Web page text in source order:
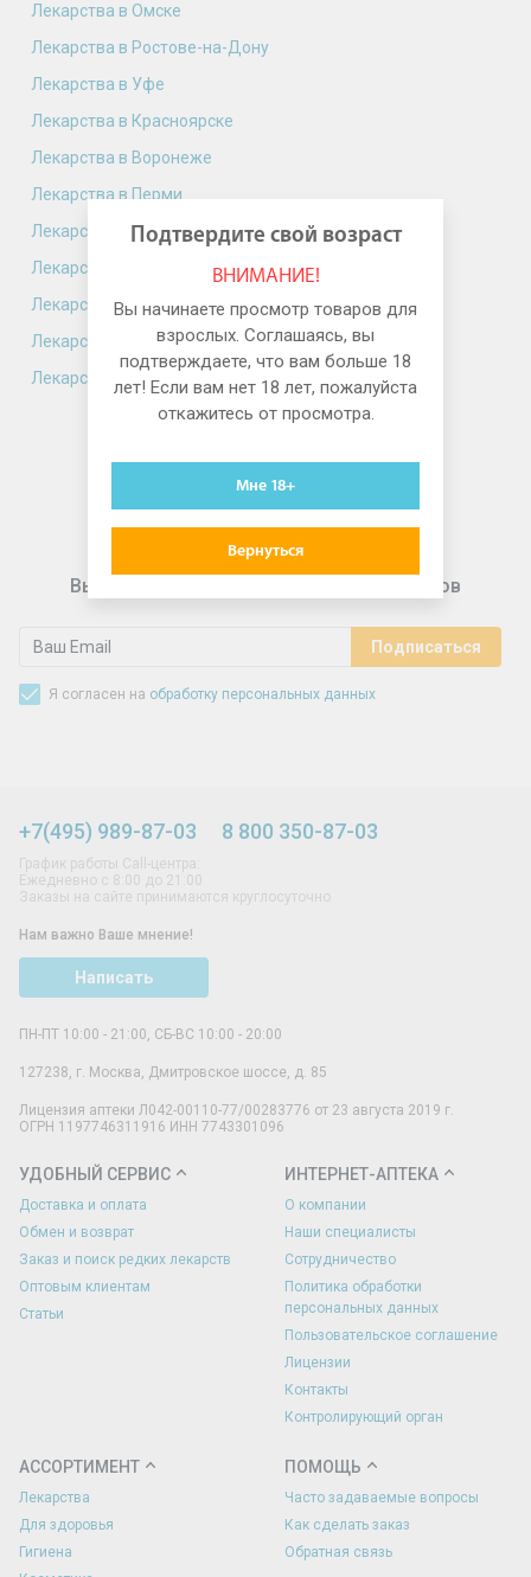
Лекарства в Омске
Лекарства в Ростове-на-Дону
Лекарства в Уфе
Лекарства в Красноярске
Лекарства в Воронеже
Лекарства в Перми
Лекарства в Волгограде
Лекарства в Саратове
Лекарства в Тюмени
Лекарства в Тольятти
Лекарства в Ижевске
Выгодные предложения для подписчиков
Я согласен на обработку персональных данных
+7(495) 989-87-03 8 800 350-87-03
График работы Call-центра:
Ежедневно с 8:00 до 21:00
Заказы на сайте принимаются круглосуточно
Нам важно Ваше мнение!
Написать
ПН-ПТ 10:00 - 21:00, СБ-ВС 10:00 - 20:00
127238, г. Москва, Дмитровское шоссе, д. 85
Лицензия аптеки Л042-00110-77/00283776 от 23 августа 2019 г.
ОГРН 1197746311916 ИНН 7743301096
УДОБНЫЙ СЕРВИС
Доставка и оплата
Обмен и возврат
Заказ и поиск редких лекарств
Оптовым клиентам
Статьи
ИНТЕРНЕТ-АПТЕКА
О компании
Наши специалисты
Сотрудничество
Политика обработки
персональных данных
Пользовательское соглашение
Лицензии
Контакты
Контролирующий орган
АССОРТИМЕНТ
Лекарства
Для здоровья
Гигиена
ПОМОЩЬ
Часто задаваемые вопросы
Как сделать заказ
Обратная связь
Подтвердите свой возраст
ВНИМАНИЕ!
Вы начинаете просмотр товаров для
взрослых. Соглашаясь, вы
подтверждаете, что вам больше 18
лет! Если вам нет 18 лет, пожалуйста
откажитесь от просмотра.
Мне 18+
Вернуться